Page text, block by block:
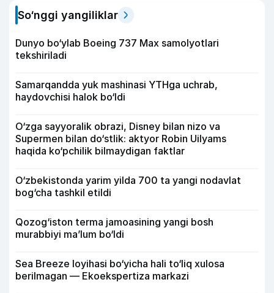
So‘nggi yangiliklar
Dunyo bo‘ylab Boeing 737 Max samolyotlari
tekshiriladi
Samarqandda yuk mashinasi YTHga uchrab,
haydovchisi halok bo‘ldi
O‘zga sayyoralik obrazi, Disney bilan nizo va
Supermen bilan do‘stlik: aktyor Robin Uilyams
haqida ko‘pchilik bilmaydigan faktlar
O‘zbekistonda yarim yilda 700 ta yangi nodavlat
bog‘cha tashkil etildi
Qozog‘iston terma jamoasining yangi bosh
murabbiyi ma’lum bo‘ldi
Sea Breeze loyihasi bo‘yicha hali to‘liq xulosa
berilmagan — Ekoekspertiza markazi